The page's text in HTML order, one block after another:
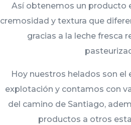
Así obtenemos un producto
cremosidad y textura que
gracias a la leche fresca
Hoy nuestros helados son el
explotación y contamos con
del camino de Santiago,
productos a otros